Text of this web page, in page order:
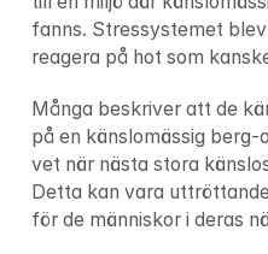
fanns. Stressystemet
reagera på hot som
Många beskriver att de
på en känslomässig
vet när nästa stora
Detta kan vara
för de människor i deras